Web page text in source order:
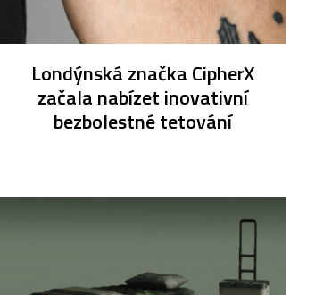
Londýnská značka CipherX
začala nabízet inovativní
bezbolestné tetování